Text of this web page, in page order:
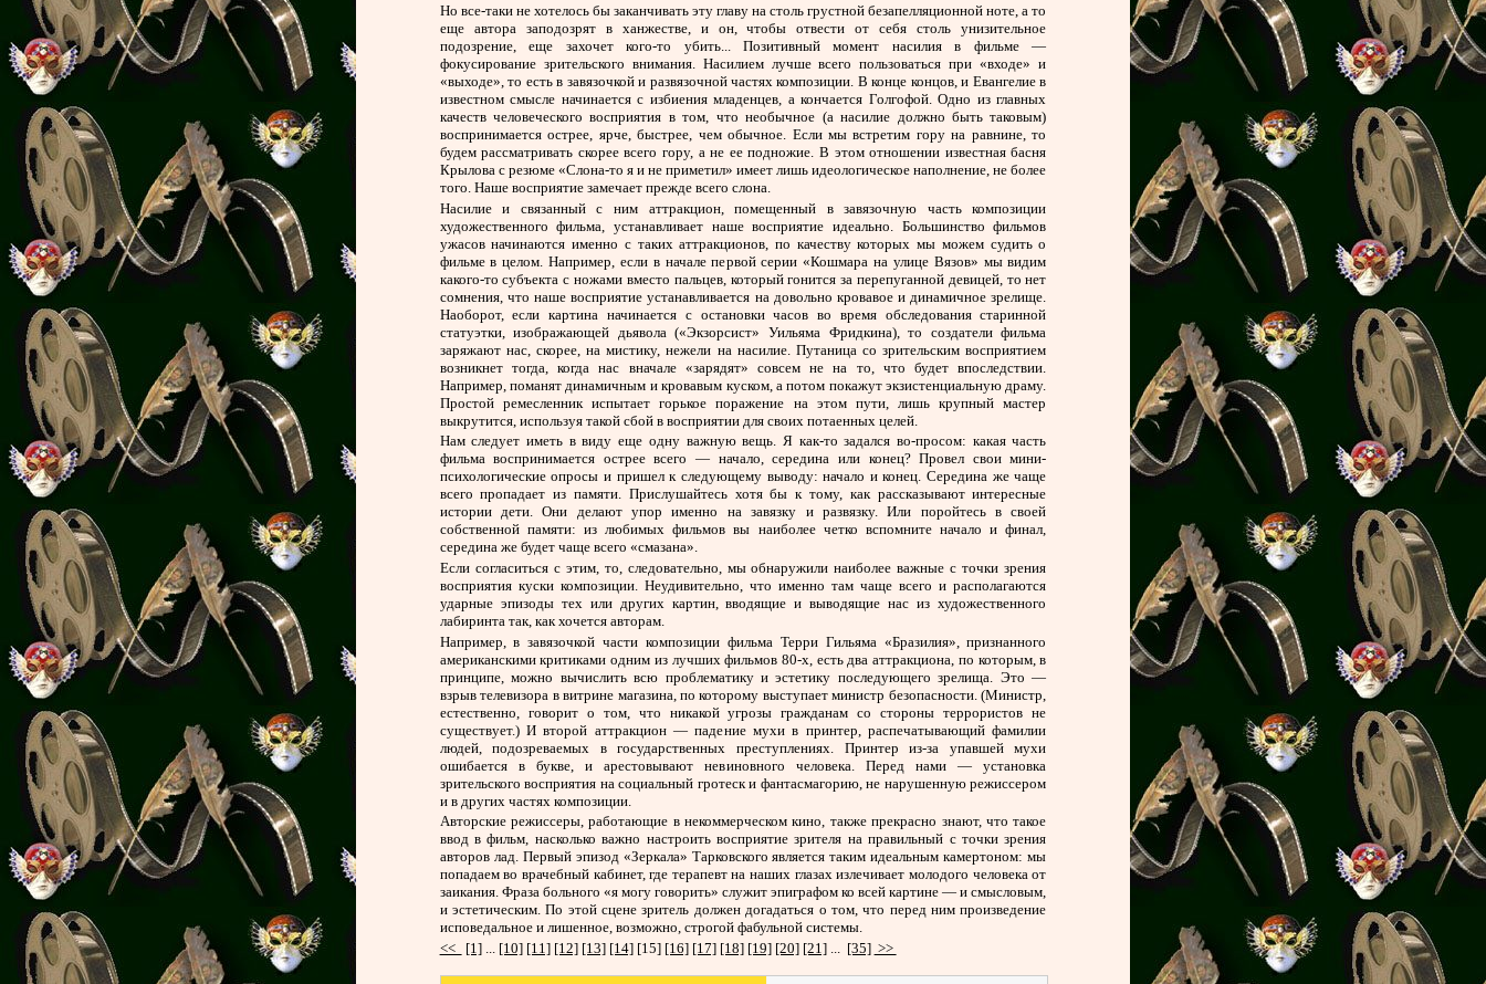
Но все-таки не хотелось бы заканчивать эту главу на столь грустной безапелляционной ноте, а то
еще автора заподозрят в ханжестве, и он, чтобы отвести от себя столь унизительное
подозрение, еще захочет кого-то убить... Позитивный момент насилия в фильме —
фокусирование зрительского внимания. Насилием лучше всего пользоваться при «входе» и
«выходе», то есть в завязочкой и развязочной частях композиции. В конце концов, и Евангелие в
известном смысле начинается с избиения младенцев, а кончается Голгофой. Одно из главных
качеств человеческого восприятия в том, что необычное (а насилие должно быть таковым)
воспринимается острее, ярче, быстрее, чем обычное. Если мы встретим гору на равнине, то
будем рассматривать скорее всего гору, а не ее подножие. В этом отношении известная басня
Крылова с резюме «Слона-то я и не приметил» имеет лишь идеологическое наполнение, не более
того. Наше восприятие замечает прежде всего слона.
Насилие и связанный с ним аттракцион, помещенный в завязочную часть композиции
художественного фильма, устанавливает наше восприятие идеально. Большинство фильмов
ужасов начинаются именно с таких аттракционов, по качеству которых мы можем судить о
фильме в целом. Например, если в начале первой серии «Кошмара на улице Вязов» мы видим
какого-то субъекта с ножами вместо пальцев, который гонится за перепуганной девицей, то нет
сомнения, что наше восприятие устанавливается на довольно кровавое и динамичное зрелище.
Наоборот, если картина начинается с остановки часов во время обследования старинной
статуэтки, изображающей дьявола («Экзорсист» Уильяма Фридкина), то создатели фильма
заряжают нас, скорее, на мистику, нежели на насилие. Путаница со зрительским восприятием
возникнет тогда, когда нас вначале «зарядят» совсем не на то, что будет впоследствии.
Например, поманят динамичным и кровавым куском, а потом покажут экзистенциальную драму.
Простой ремесленник испытает горькое поражение на этом пути, лишь крупный мастер
выкрутится, используя такой сбой в восприятии для своих потаенных целей.
Нам следует иметь в виду еще одну важную вещь. Я как-то задался во-просом: какая часть
фильма воспринимается острее всего — начало, середина или конец? Провел свои мини-
психологические опросы и пришел к следующему выводу: начало и конец. Середина же чаще
всего пропадает из памяти. Прислушайтесь хотя бы к тому, как рассказывают интересные
истории дети. Они делают упор именно на завязку и развязку. Или поройтесь в своей
собственной памяти: из любимых фильмов вы наиболее четко вспомните начало и финал,
середина же будет чаще всего «смазана».
Если согласиться с этим, то, следовательно, мы обнаружили наиболее важные с точки зрения
восприятия куски композиции. Неудивительно, что именно там чаще всего и располагаются
ударные эпизоды тех или других картин, вводящие и выводящие нас из художественного
лабиринта так, как хочется авторам.
Например, в завязочкой части композиции фильма Терри Гильяма «Бразилия», признанного
американскими критиками одним из лучших фильмов 80-х, есть два аттракциона, по которым, в
принципе, можно вычислить всю проблематику и эстетику последующего зрелища. Это —
взрыв телевизора в витрине магазина, по которому выступает министр безопасности. (Министр,
естественно, говорит о том, что никакой угрозы гражданам со стороны террористов не
существует.) И второй аттракцион — падение мухи в принтер, распечатывающий фамилии
людей, подозреваемых в государственных преступлениях. Принтер из-за упавшей мухи
ошибается в букве, и арестовывают невиновного человека. Перед нами — установка
зрительского восприятия на социальный гротеск и фантасмагорию, не нарушенную режиссером
и в других частях композиции.
Авторские режиссеры, работающие в некоммерческом кино, также прекрасно знают, что такое
ввод в фильм, насколько важно настроить восприятие зрителя на правильный с точки зрения
авторов лад. Первый эпизод «Зеркала» Тарковского является таким идеальным камертоном: мы
попадаем во врачебный кабинет, где терапевт на наших глазах излечивает молодого человека от
заикания. Фраза больного «я могу говорить» служит эпиграфом ко всей картине — и смысловым,
и эстетическим. По этой сцене зритель должен догадаться о том, что перед ним произведение
исповедальное и лишенное, возможно, строгой фабульной системы.
<<
[1]... [10] [11] [12] [13] [14][15] [16] [17] [18] [19] [20] [21]... [35] >>